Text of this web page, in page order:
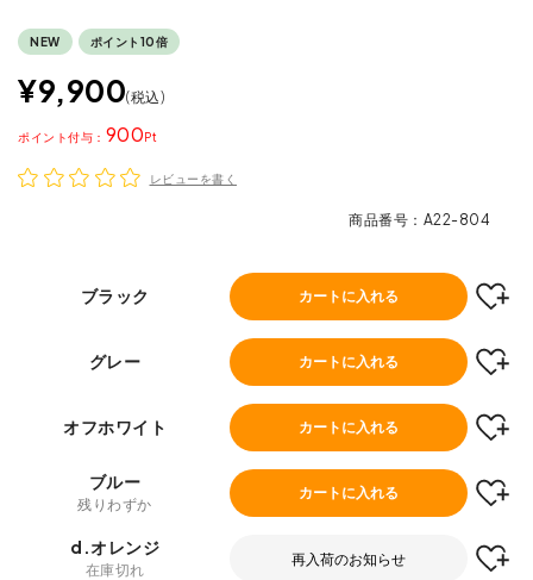
NEW ポイント10倍
¥9,900 税込
900
ポイント
レビューを書く
商品番号 A22-804
ブラック カートに入れる
グレー カートに入れる
オフホワイト カートに入れる
ブルー
残りわずか
カートに入れる
d.オレンジ
在庫切れ
再入荷のお知らせ